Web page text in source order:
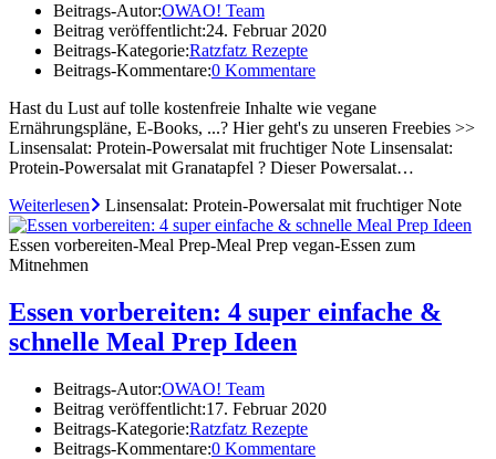
Beitrags-Autor:OWAO! Team
Beitrag veröffentlicht:24. Februar 2020
Beitrags-Kategorie:Ratzfatz Rezepte
Beitrags-Kommentare:0 Kommentare
Hast du Lust auf tolle kostenfreie Inhalte wie vegane
Ernährungspläne, E-Books, ...? Hier geht's zu unseren Freebies >>
Linsensalat: Protein-Powersalat mit fruchtiger Note Linsensalat:
Protein-Powersalat mit Granatapfel ? Dieser Powersalat…
Weiterlesen
Linsensalat: Protein-Powersalat mit fruchtiger Note
Essen vorbereiten-Meal Prep-Meal Prep vegan-Essen zum
Mitnehmen
Essen vorbereiten: 4 super einfache &
schnelle Meal Prep Ideen
Beitrags-Autor:OWAO! Team
Beitrag veröffentlicht:17. Februar 2020
Beitrags-Kategorie:Ratzfatz Rezepte
Beitrags-Kommentare:0 Kommentare